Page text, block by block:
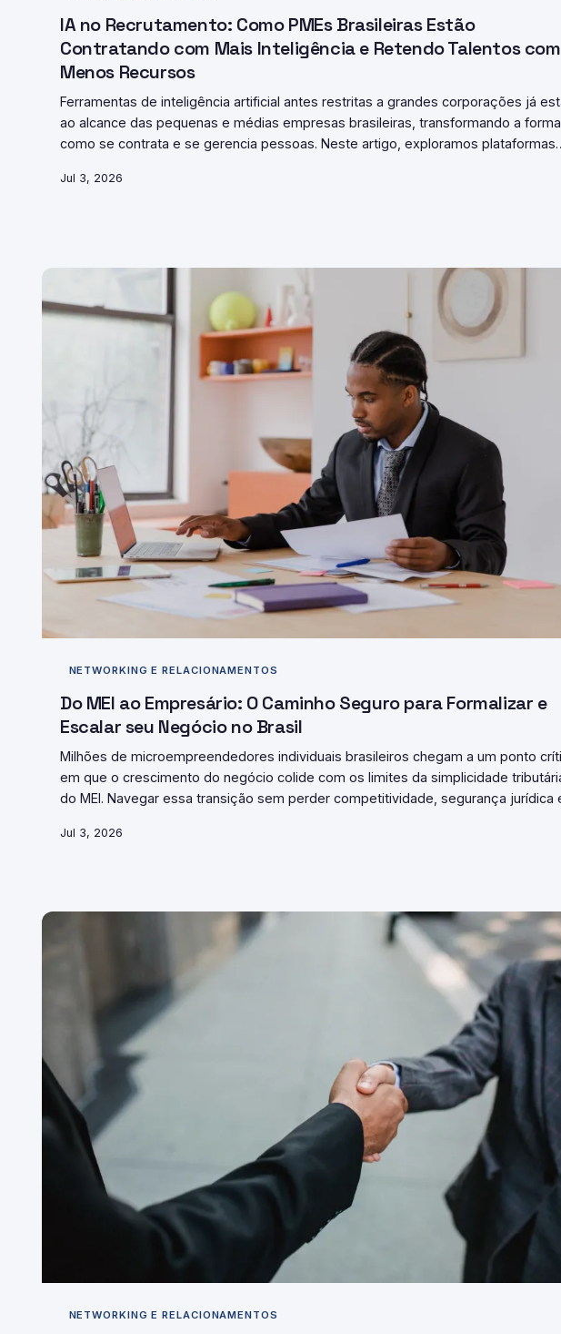
IA no Recrutamento: Como PMEs Brasileiras Estão
Contratando com Mais Inteligência e Retendo Talentos com
Menos Recursos
Ferramentas de inteligência artificial antes restritas a grandes corporações já
ao alcance das pequenas e médias empresas brasileiras, transformando a forma
como se contrata e se gerencia pessoas. Neste artigo, exploramos plataformas
algorítmicos no contexto nacional.
Jul 3, 2026
NETWORKING E RELACIONAMENTOS
Do MEI ao Empresário: O Caminho Seguro para Formalizar e
Escalar seu Negócio no Brasil
Milhões de microempreendedores individuais brasileiros chegam a um ponto
em que o crescimento do negócio colide com os limites da simplicidade
do MEI. Navegar essa transição sem perder competitividade, segurança jurídica
oferece um roteiro prático para quem quer crescer com solidez — e sem
Jul 3, 2026
NETWORKING E RELACIONAMENTOS